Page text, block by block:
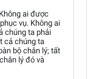
ai được
vụ. Không ai
chúng ta phải
cả chúng ta
bộ chân lý; tất
lý đó và